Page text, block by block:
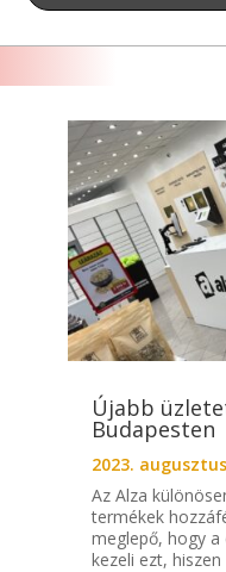
Újabb
Budapesten
2023.
Az Alza
termékek
meglepő, hogy
kezeli ezt, hiszen